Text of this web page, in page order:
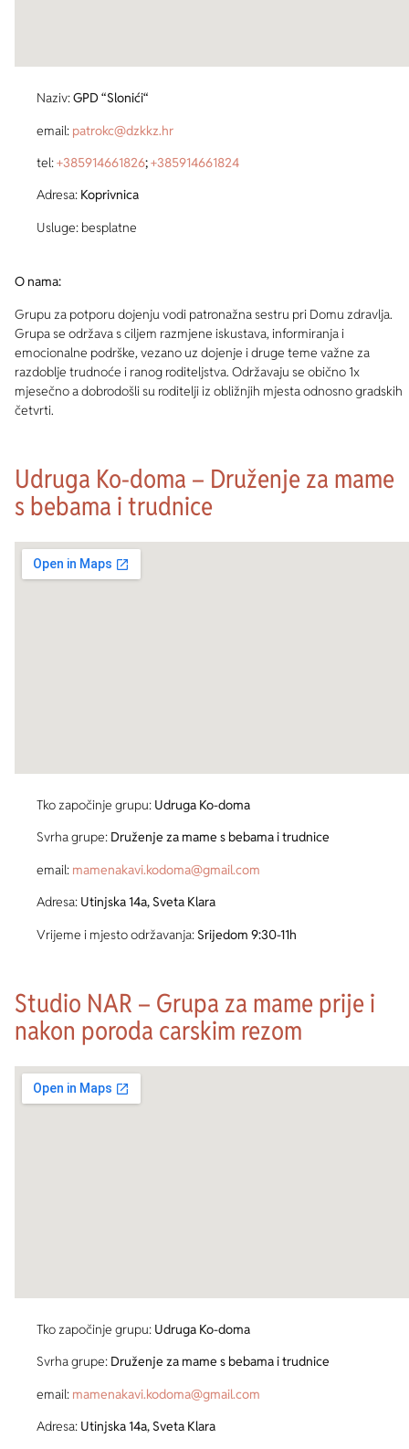
Naziv:GPD “Slonići“
email: patrokc@dzkkz.hr
tel:+385914661826;+385914661824
Adresa: Koprivnica
Usluge: besplatne
O nama:
Grupu za potporu dojenju vodi patronažna sestru pri Domu zdravlja.
Grupa se održava s ciljem razmjene iskustava, informiranja i
emocionalne podrške, vezano uz dojenje i druge teme važne za
razdoblje trudnoće i ranog roditeljstva. Održavaju se obično 1x
mjesečno a dobrodošli su roditelji iz obližnjih mjesta odnosno gradskih
četvrti.
Udruga Ko-doma – Druženje za mame
s bebama i trudnice
Tko započinje grupu: Udruga Ko-doma
Svrha grupe: Druženje za mame s bebama i trudnice
email: mamenakavi.kodoma@gmail.com
Adresa: Utinjska 14a, Sveta Klara
Vrijeme i mjesto održavanja: Srijedom 9:30-11h
Studio NAR – Grupa za mame prije i
nakon poroda carskim rezom
Tko započinje grupu: Udruga Ko-doma
Svrha grupe: Druženje za mame s bebama i trudnice
email: mamenakavi.kodoma@gmail.com
Adresa: Utinjska 14a, Sveta Klara